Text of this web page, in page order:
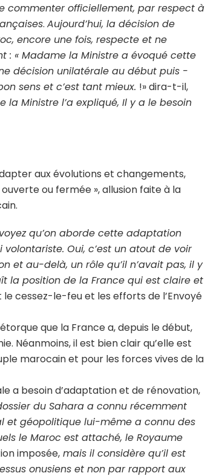
commenter officiellement, par respect à
. Aujourd’hui, la décision de
encore une fois, respecte et ne
: « Madame la Ministre a évoqué cette
décision unilatérale au début puis -
sens et c’est tant mieux. !» dira-t-il,
Ministre l’a expliqué, Il y a le besoin
aux évolutions et changements,
ou fermée », allusion faite à la
qu’on aborde cette adaptation
Oui, c’est un atout de voir
et au-delà, un rôle qu’il n’avait pas, il y
la position de la France qui est claire et
cessez-le-feu et les efforts de l’Envoyé
que la France a, depuis le début,
Néanmoins, il est bien clair qu’elle est
marocain et pour les forces vives de la
a besoin d’adaptation et de rénovation,
du Sahara a connu récemment
et géopolitique lui-même a connu des
le Maroc est attaché, le Royaume
imposée, mais il considère qu’il est
onusiens et non par rapport aux